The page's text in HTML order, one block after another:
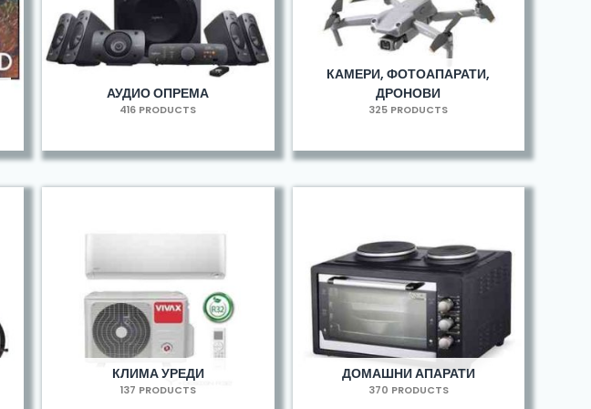
АУДИО ОПРЕМА
416 PRODUCTS
КАМЕРИ, ФОТОАПАРАТИ,
ДРОНОВИ
325 PRODUCTS
КЛИМА УРЕДИ
137 PRODUCTS
ДОМАШНИ АПАРАТИ
370 PRODUCTS